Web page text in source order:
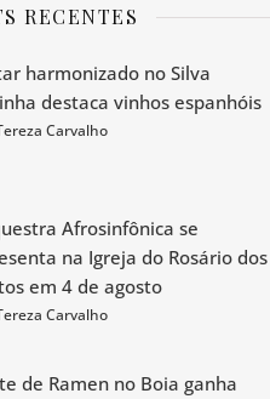
RECENTES
harmonizado no Silva
destaca vinhos espanhóis
Carvalho
Afrosinfônica se
na Igreja do Rosário dos
em 4 de agosto
Carvalho
de Ramen no Boia ganha